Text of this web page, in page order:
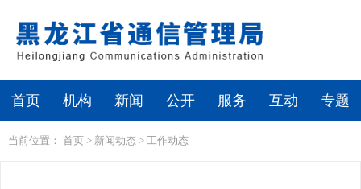
首页 机构 新闻 公开 服务 互动 专题
当前位置： 首页 > 新闻动态 > 工作动态